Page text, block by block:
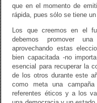
que en el momento de
rápida, pues sólo se tiene
Los que creemos en el
debemos promover
aprovechando estas
bien capacitada -no
esencial para recuperar la
de los otros durante este
como meta una
referentes éticos y a los